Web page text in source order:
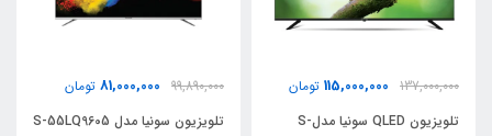
137,000,000
115,000,000 تومان
تلویزیون QLED سونیا مدلS-
99,890,000
81,000,000 تومان
تلویزیون سونیا مدل S-55LQ9605